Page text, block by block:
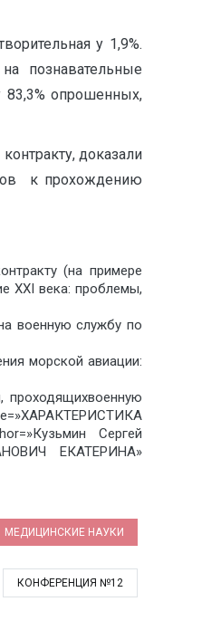
у 1,9%.
познавательные
83,3% опрошенных,
доказали
к прохождению
(на примере
ХХI века: проблемы,
военную службу по
морской авиации:
проходящихвоенную
Сергей
ЕКАТЕРИНА»
МЕДИЦИНСКИЕ НАУКИ
КОНФЕРЕНЦИЯ №12